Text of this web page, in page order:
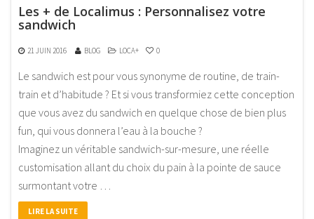
Les + de Localimus : Personnalisez votre
sandwich
21 JUIN 2016 BLOG LOCA+ 0
Le sandwich est pour vous synonyme de routine, de train-
train et d’habitude ? Et si vous transformiez cette conception
que vous avez du sandwich en quelque chose de bien plus
fun, qui vous donnera l’eau à la bouche ?
Imaginez un véritable sandwich-sur-mesure, une réelle
customisation allant du choix du pain à la pointe de sauce
surmontant votre …
LIRE LA SUITE